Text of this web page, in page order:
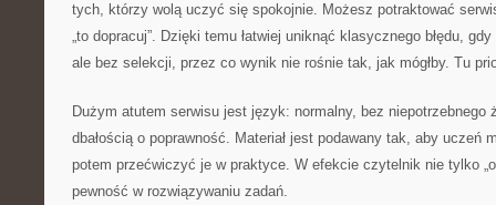
tych, którzy wolą uczyć się spokojnie. Możesz potraktować
„to dopracuj”. Dzięki temu łatwiej uniknąć klasycznego błędu,
ale bez selekcji, przez co wynik nie rośnie tak, jak mógłby. Tu
Dużym atutem serwisu jest język: normalny, bez niepotrzebnego
dbałością o poprawność. Materiał jest podawany tak, aby uczeń
potem przećwiczyć je w praktyce. W efekcie czytelnik nie tylko
pewność w rozwiązywaniu zadań.